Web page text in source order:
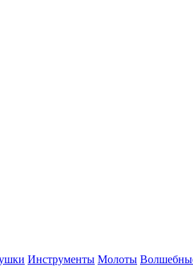
Инструменты Молоты